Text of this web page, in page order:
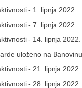
- 1. lipnja 2022.
- 7. lipnja 2022.
- 14. lipnja 2022.
uloženo na Banovinu
- 21. lipnja 2022.
- 28. lipnja 2022.